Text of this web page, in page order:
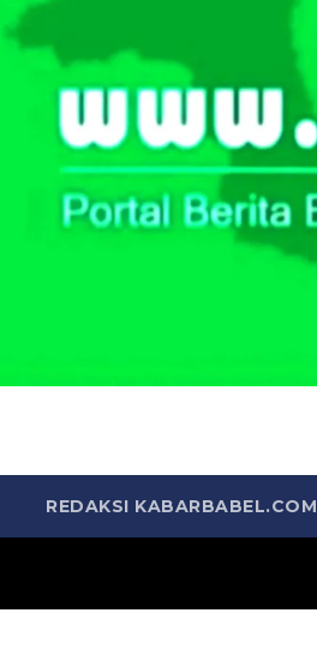
REDAKSI KABARBABEL.COM